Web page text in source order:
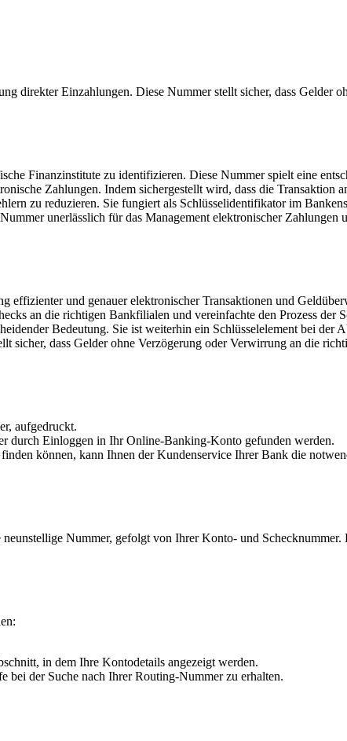
direkter Einzahlungen. Diese Nummer stellt sicher, dass Gelder
Finanzinstitute zu identifizieren. Diese Nummer spielt eine
Zahlungen. Indem sichergestellt wird, dass die Transaktion
zu reduzieren. Sie fungiert als Schlüsselidentifikator im
unerlässlich für das Management elektronischer Zahlungen
und genauer elektronischer Transaktionen und
an die richtigen Bankfilialen und vereinfachte den Prozess der
Bedeutung. Sie ist weiterhin ein Schlüsselelement bei der
dass Gelder ohne Verzögerung oder Verwirrung an die
aufgedruckt.
durch Einloggen in Ihr Online-Banking-Konto gefunden werden.
können, kann Ihnen der Kundenservice Ihrer Bank die
Nummer, gefolgt von Ihrer Konto- und Schecknummer.
in dem Ihre Kontodetails angezeigt werden.
der Suche nach Ihrer Routing-Nummer zu erhalten.